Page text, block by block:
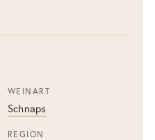
WEINART
Schnaps
REGION